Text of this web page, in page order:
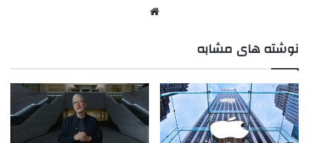
نوشته های مشابه